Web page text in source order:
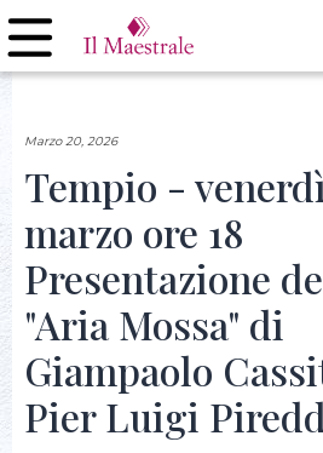
Marzo 20, 2026
Tempio -
marzo ore 18
Presentazione
"Aria Mossa" di
Giampaolo
Pier Luigi